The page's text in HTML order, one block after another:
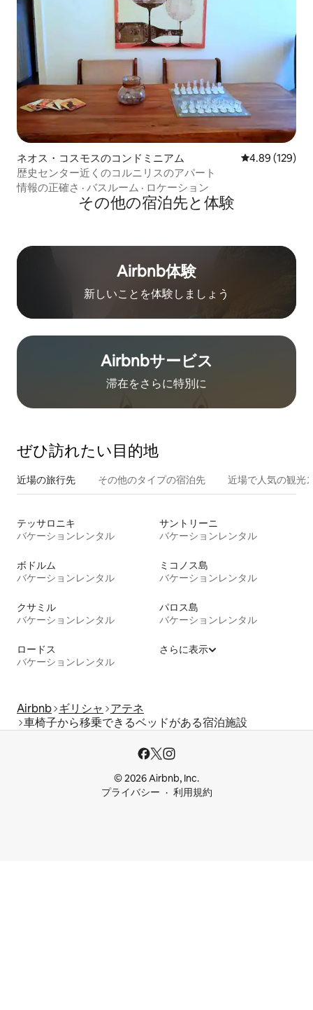
ネオス・コスモスのコンドミニアム レビュー129
4.89 (129)
歴史センター近くのコルニリスのアパート
情報の正確さ · バスルーム · ロケーション
その他の宿⁠泊⁠先と体⁠験
Airbnb体験
新しいことを体験しましょう
Airbnb⁠サ⁠ー⁠ビ⁠ス
滞在をさ⁠ら⁠に特⁠別⁠に
ぜひ訪⁠れ⁠た⁠い目⁠的⁠地
近場の旅行先 その他のタ⁠イ⁠プ⁠の宿⁠泊⁠先 近場で人気の観光
テッサロニキ
バケーションレンタル
サントリーニ
バケーションレンタル
ボドルム
バケーションレンタル
ミコノス島
バケーションレンタル
クサミル
バケーションレンタル
パロス島
バケーションレンタル
ロードス
バケーションレンタル
さらに表示
Airbnb ギリシャ
アテネ
車椅子から移乗できるベッドがある宿泊施設
© 2026 Airbnb, Inc.
プライバシー
利用規約